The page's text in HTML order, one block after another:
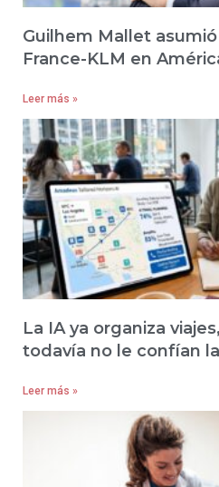
Guilhem Mallet
France-KLM en
Leer más »
La IA ya organiza
todavía no le confían
Leer más »